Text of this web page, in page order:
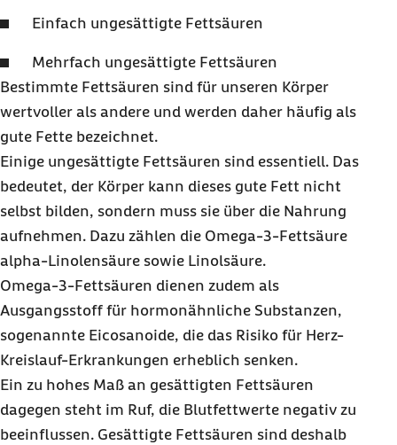
Einfach ungesättigte Fettsäuren
Mehrfach ungesättigte Fettsäuren
Bestimmte Fettsäuren sind für unseren Körper
wertvoller als andere und werden daher häufig als
gute Fette bezeichnet.
Einige ungesättigte Fettsäuren sind essentiell. Das
bedeutet, der Körper kann dieses gute Fett nicht
selbst bilden, sondern muss sie über die Nahrung
aufnehmen. Dazu zählen die Omega-3-Fettsäure
alpha-Linolensäure sowie Linolsäure.
Omega-3-Fettsäuren dienen zudem als
Ausgangsstoff für hormonähnliche Substanzen,
sogenannte Eicosanoide, die das Risiko für Herz-
Kreislauf-Erkrankungen erheblich senken.
Ein zu hohes Maß an gesättigten Fettsäuren
dagegen steht im Ruf, die Blutfettwerte negativ zu
beeinflussen. Gesättigte Fettsäuren sind deshalb